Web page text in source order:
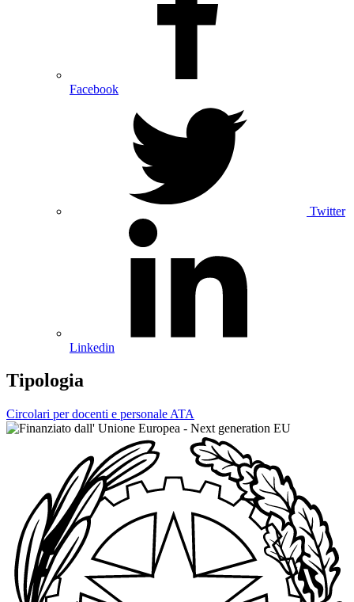
Facebook
Twitter
Linkedin
Tipologia
Circolari per docenti e personale ATA